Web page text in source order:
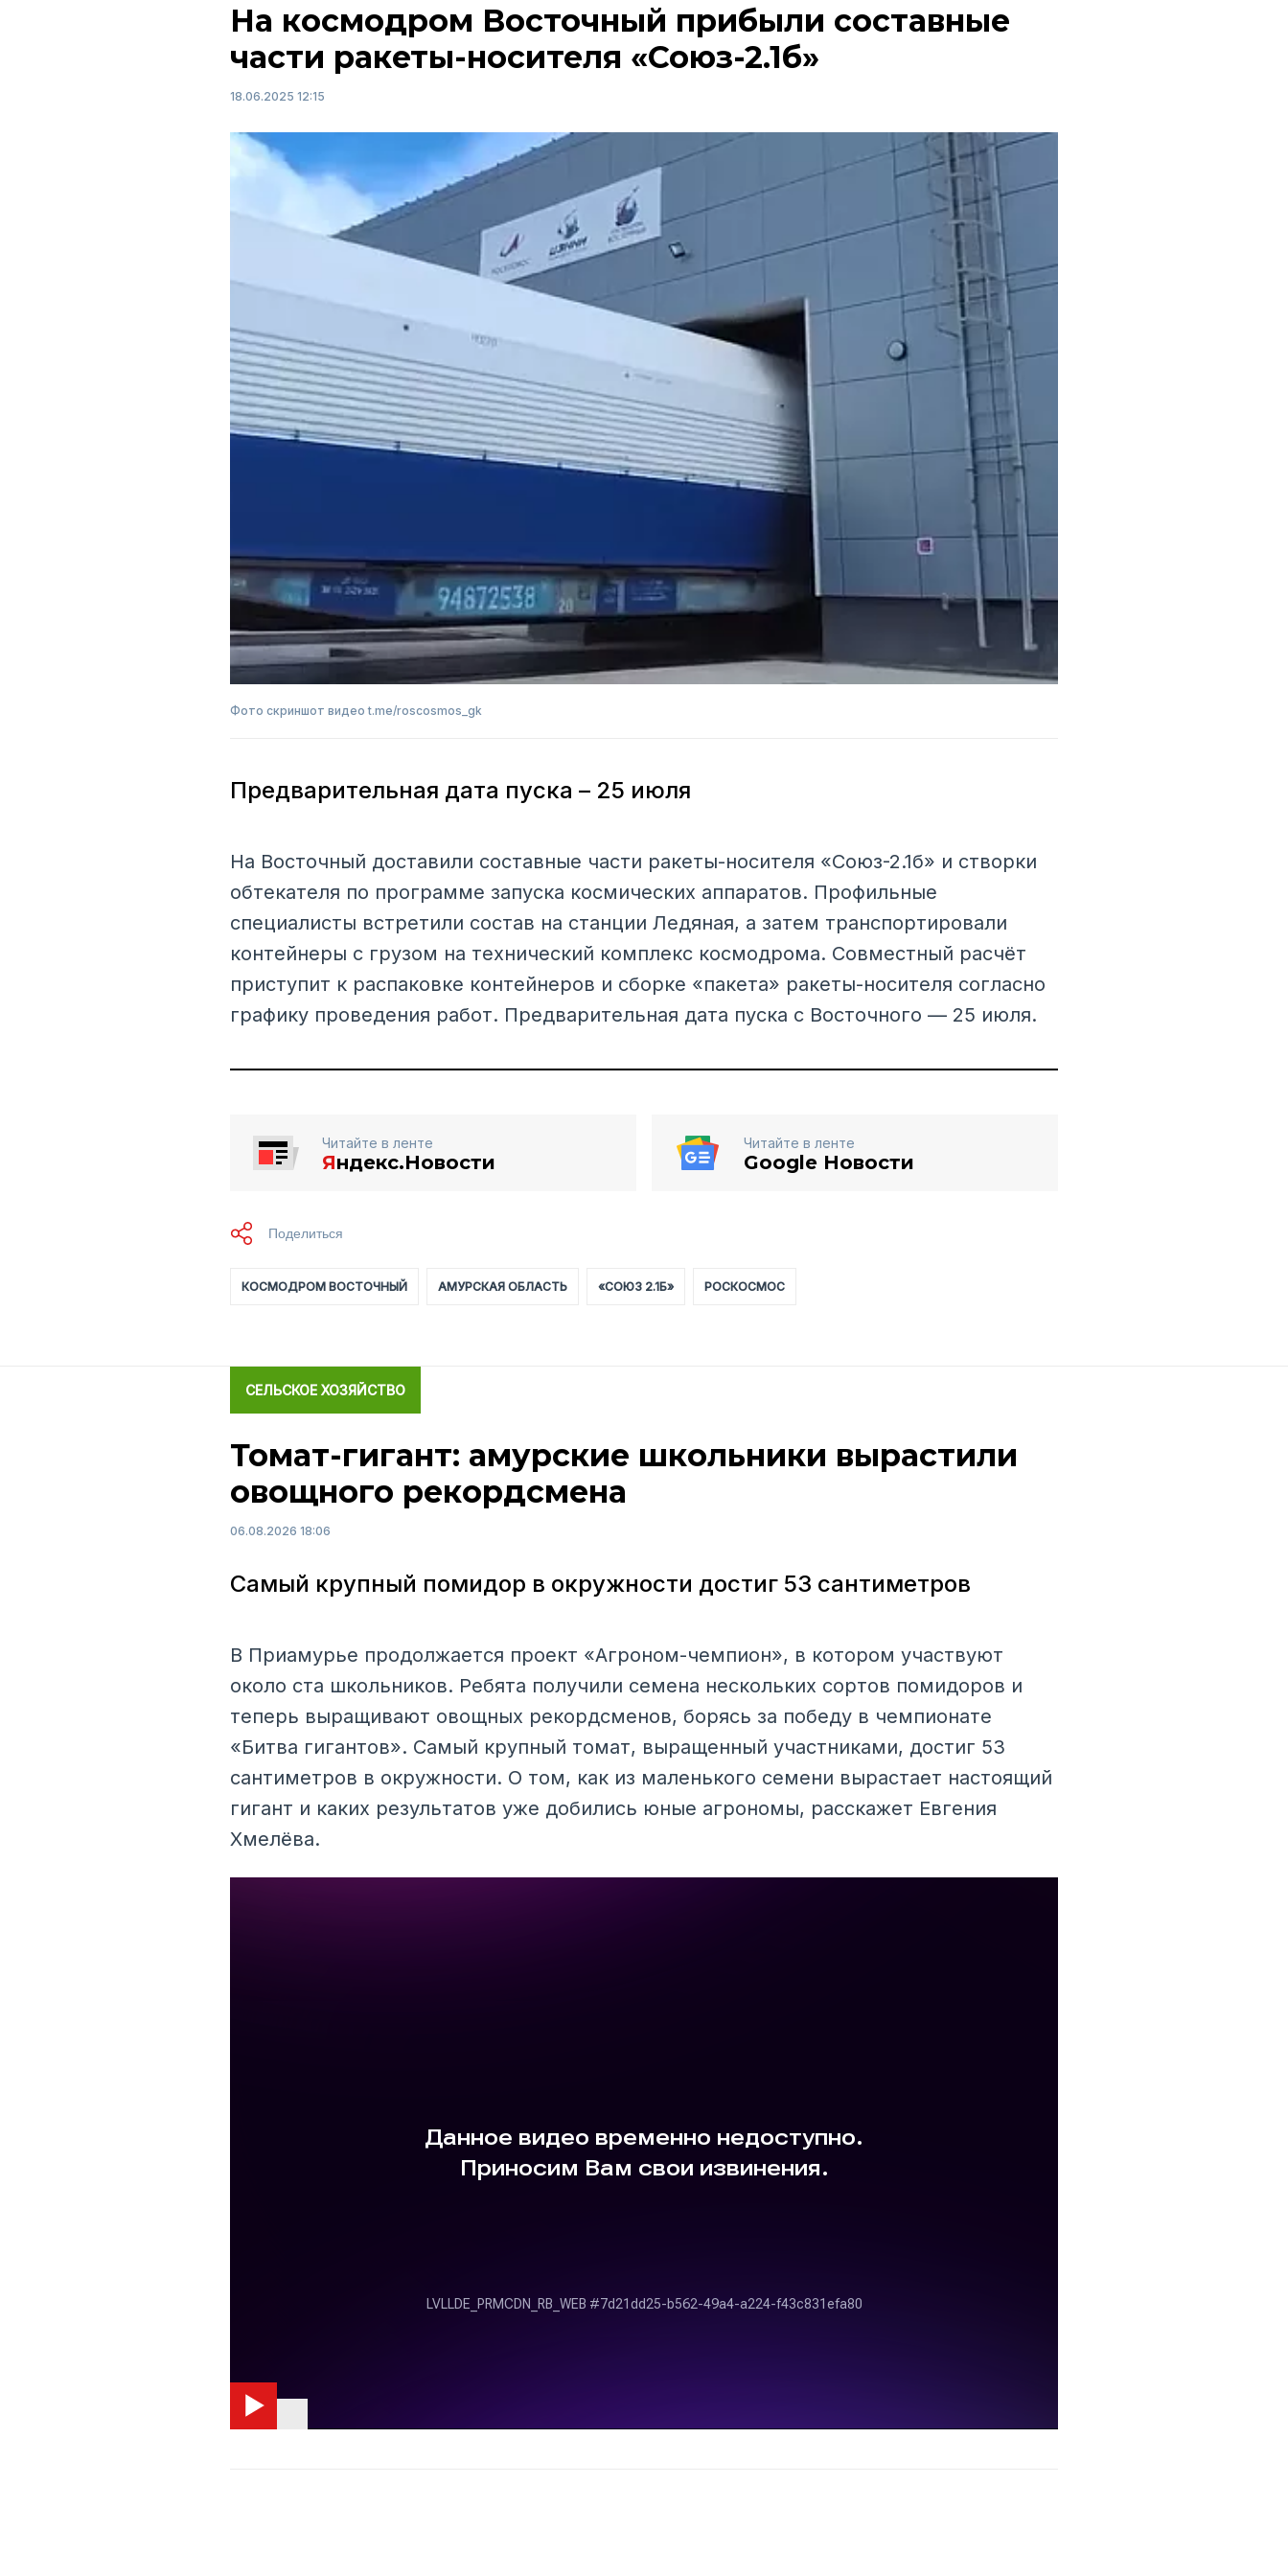
На космодром Восточный прибыли составные
части ракеты-носителя «Союз-2.1б»
18.06.2025 12:15
Фото скриншот видео t.me/roscosmos_gk
Предварительная дата пуска – 25 июля
На Восточный доставили составные части ракеты-носителя «Союз-2.1б» и створки
обтекателя по программе запуска космических аппаратов. Профильные
специалисты встретили состав на станции Ледяная, а затем транспортировали
контейнеры с грузом на технический комплекс космодрома. Совместный расчёт
приступит к распаковке контейнеров и сборке «пакета» ракеты-носителя согласно
графику проведения работ. Предварительная дата пуска с Восточного — 25 июля.
Читайте в ленте
Яндекс.Новости
Читайте в ленте
Google Новости
КОСМОДРОМ ВОСТОЧНЫЙ АМУРСКАЯ ОБЛАСТЬ «СОЮЗ 2.1Б» РОСКОСМОС
СЕЛЬСКОЕ ХОЗЯЙСТВО
Томат-гигант: амурские школьники вырастили
овощного рекордсмена
06.08.2026 18:06
Самый крупный помидор в окружности достиг 53 сантиметров
В Приамурье продолжается проект «Агроном-чемпион», в котором участвуют
около ста школьников. Ребята получили семена нескольких сортов помидоров и
теперь выращивают овощных рекордсменов, борясь за победу в чемпионате
«Битва гигантов». Самый крупный томат, выращенный участниками, достиг 53
сантиметров в окружности. О том, как из маленького семени вырастает настоящий
гигант и каких результатов уже добились юные агрономы, расскажет Евгения
Хмелёва.